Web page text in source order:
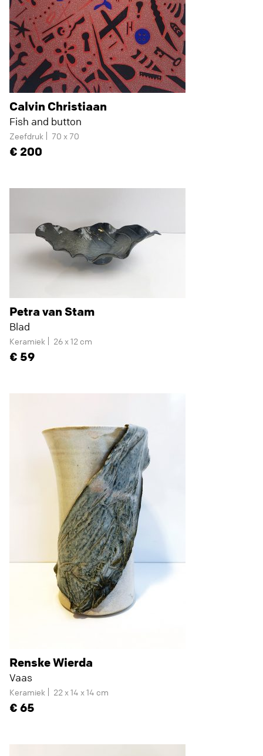
Calvin Christiaan
Fish and button
Zeefdruk 70 x 70
200
Petra van Stam
Blad
Keramiek 26 x 12 cm
59
Renske Wierda
Vaas
Keramiek 22 x 14 x 14 cm
65